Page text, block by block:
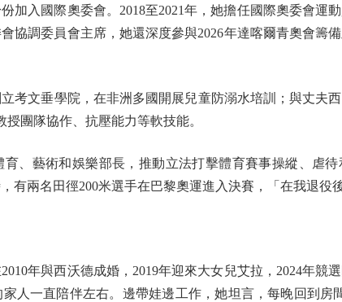
入國際奧委會。2018至2021年，她擔任國際奧委會運動
協調委員會主席，她還深度參與2026年達喀爾青奧會籌
文垂學院，在非洲多國開展兒童防溺水培訓；與丈夫西
團隊協作、抗壓能力等軟技能。
藝術和娛樂部長，推動立法打擊體育賽事操縱、虐待
有兩名田徑200米選手在巴黎奧運進入決賽，「在我退役
年與西沃德成婚，2019年迎來大女兒艾拉，2024年競
人一直陪伴左右。邊帶娃邊工作，她坦言，每晚回到房